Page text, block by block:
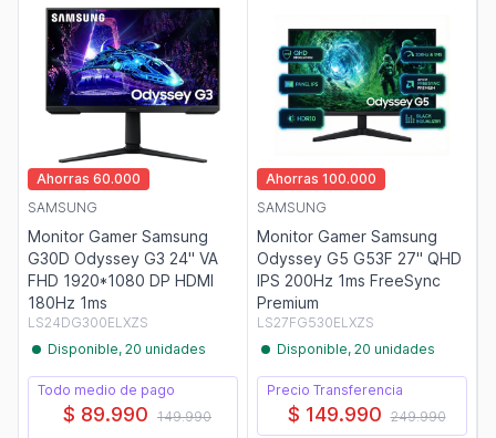
Ahorras 60.000
SAMSUNG
Monitor Gamer Samsung
G30D Odyssey G3 24" VA
FHD 1920*1080 DP HDMI
180Hz 1ms
LS24DG300ELXZS
Disponible, 20 unidades
Todo medio de pago
$ 89.990 149.990
Ahorras 100.000
SAMSUNG
Monitor Gamer Samsung
Odyssey G5 G53F 27" QHD
IPS 200Hz 1ms FreeSync
Premium
LS27FG530ELXZS
Disponible, 20 unidades
Precio Transferencia
$ 149.990 249.990